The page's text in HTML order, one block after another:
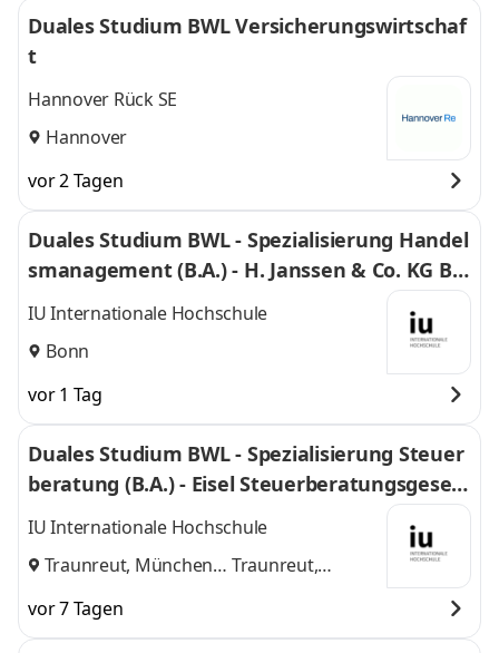
Duales Studium BWL Versicherungswirtschaf
t
Hannover Rück SE
Hannover
vor 2 Tagen
Duales Studium BWL - Spezialisierung Handel
smanagement (B.A.) - H. Janssen & Co. KG Bo
nn
IU Internationale Hochschule
Bonn
vor 1 Tag
Duales Studium BWL - Spezialisierung Steuer
beratung (B.A.) - Eisel Steuerberatungsgesell
schaft mbH & Co. KG
IU Internationale Hochschule
Traunreut, München
Traunreut,
vor 7 Tagen